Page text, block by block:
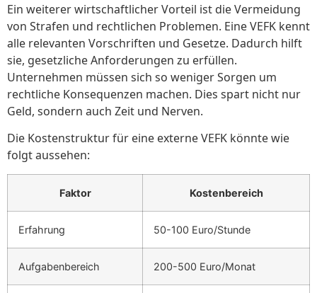
Ein weiterer wirtschaftlicher Vorteil ist die Vermeidung
von Strafen und rechtlichen Problemen. Eine VEFK kennt
alle relevanten Vorschriften und Gesetze. Dadurch hilft
sie, gesetzliche Anforderungen zu erfüllen.
Unternehmen müssen sich so weniger Sorgen um
rechtliche Konsequenzen machen. Dies spart nicht nur
Geld, sondern auch Zeit und Nerven.
Die Kostenstruktur für eine externe VEFK könnte wie
folgt aussehen:
Faktor Kostenbereich
Erfahrung 50-100 Euro/Stunde
Aufgabenbereich 200-500 Euro/Monat